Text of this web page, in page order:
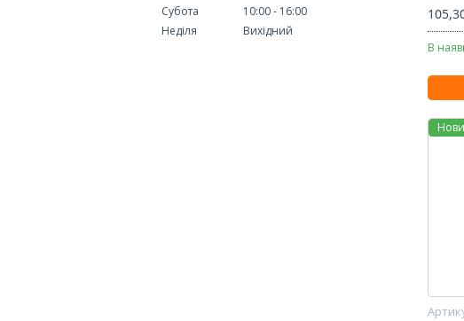
В
Субота
10:00
16:00
Неділя
Вихідний